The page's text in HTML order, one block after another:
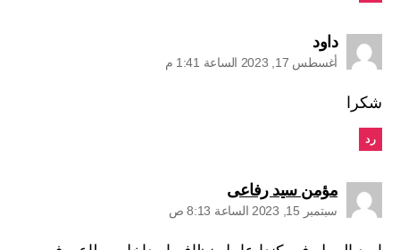
داود
أغسطس 17, 2023 الساعة 1:41 م
شكرا
رد
مؤمن سيد رفاعى
سبتمبر 15, 2023 الساعة 8:13 ص